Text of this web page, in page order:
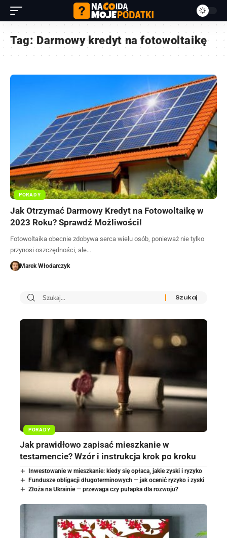
Tag: Darmowy kredyt na fotowoltaikę
PORADY
Jak Otrzymać Darmowy Kredyt na Fotowoltaikę w
2023 Roku? Sprawdź Możliwości!
Fotowoltaika obecnie zdobywa serca wielu osób, ponieważ nie tylko
przynosi oszczędności, ale…
Marek Włodarczyk
PORADY
Jak prawidłowo zapisać mieszkanie w
testamencie? Wzór i instrukcja krok po kroku
Inwestowanie w mieszkanie: kiedy się opłaca, jakie zyski i ryzyko
Fundusze obligacji długoterminowych — jak ocenić ryzyko i zyski
Złoża na Ukrainie — przewaga czy pułapka dla rozwoju?